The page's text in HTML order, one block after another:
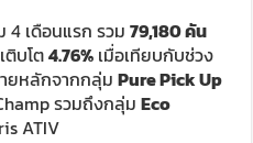
4 เดือนแรก รวม79,180 คัน
เติบโต4.76% เมื่อเทียบกับช่วง
ยหลักจากกลุ่มPure Pick Up
รวมถึงกลุ่มEco
ATIV